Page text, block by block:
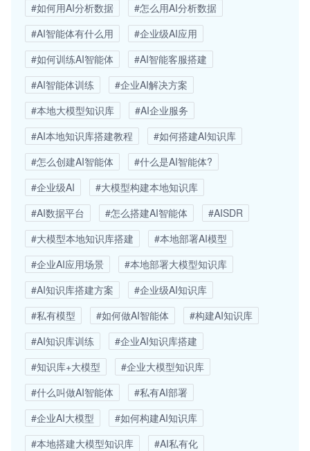
#如何用AI分析数据
#怎么用AI分析数据
#AI智能体有什么用
#企业级AI应用
#如何训练AI智能体
#AI智能客服搭建
#AI智能体训练
#企业AI解决方案
#本地大模型知识库
#AI企业服务
#AI本地知识库搭建教程
#如何搭建AI知识库
#怎么创建AI智能体
#什么是AI智能体?
#企业级AI
#大模型构建本地知识库
#AI数据平台
#怎么搭建AI智能体
#AISDR
#大模型本地知识库搭建
#本地部署AI模型
#企业AI应用场景
#本地部署大模型知识库
#AI知识库搭建方案
#企业级AI知识库
#私有模型
#如何做AI智能体
#构建AI知识库
#AI知识库训练
#企业AI知识库搭建
#知识库+大模型
#企业大模型知识库
#什么叫做AI智能体
#私有AI部署
#企业AI大模型
#如何构建AI知识库
#本地搭建大模型知识库
#AI私有化